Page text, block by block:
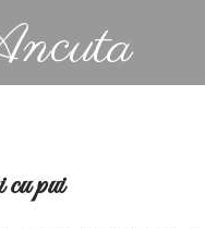
cu pui